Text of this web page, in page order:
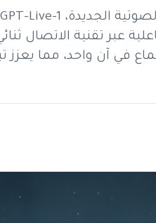
عبر تقنية الاتصال
في آن واحد، مما يعزز